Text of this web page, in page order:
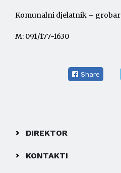
Komunalni djelatnik – grobar
M: 091/177-1630
Share
DIREKTOR
KONTAKTI